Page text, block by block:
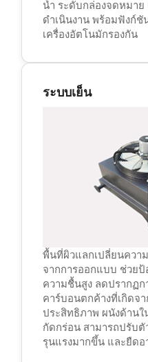
น้ำ ระดับกล่องจดหมาย
ดำเนินงาน พร้อมฟังก์ชั
เครื่องอัตโนมักรองกัน
ระบบเย็น
พื้นที่ผิวแลกเปลี่ยนควา
จากการออกแบบ ช่วยป้
ความชื้นสูง ลดปรากฏ
คาร์บอนตกค้างที่เกิดจ
ประสิทธิภาพ ผนังด้านใ
กัดกร่อน สามารถปรับตั
รุนแรงมากขึ้น และยืดอ